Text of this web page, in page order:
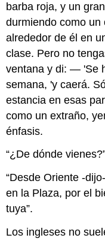
barba roja, y un
durmiendo como
alrededor de él en
clase. Pero no
ventana y di: — 'Se
semana, 'y caerá.
estancia en esas
como un extraño,
énfasis.
“¿De dónde
“Desde Oriente -
en la Plaza, por el
tuya”.
Los ingleses no